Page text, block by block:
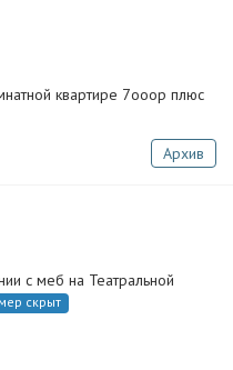
квартире 7ооор плюс
Архив
с меб на Театральной
скрыт